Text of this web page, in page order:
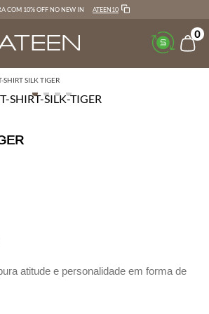
COM 10% OFF NO NEW IN ATEEN10
0
SHIRT SILK TIGER
atitude e personalidade em forma de